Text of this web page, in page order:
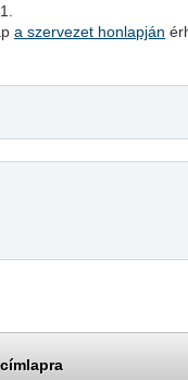
a szervezet honlapján
címlapra